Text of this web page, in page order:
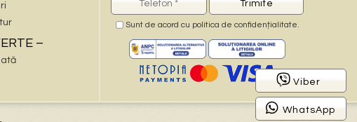
–
Sunt de acord cu politica de confidențialitate.
Viber
WhatsApp